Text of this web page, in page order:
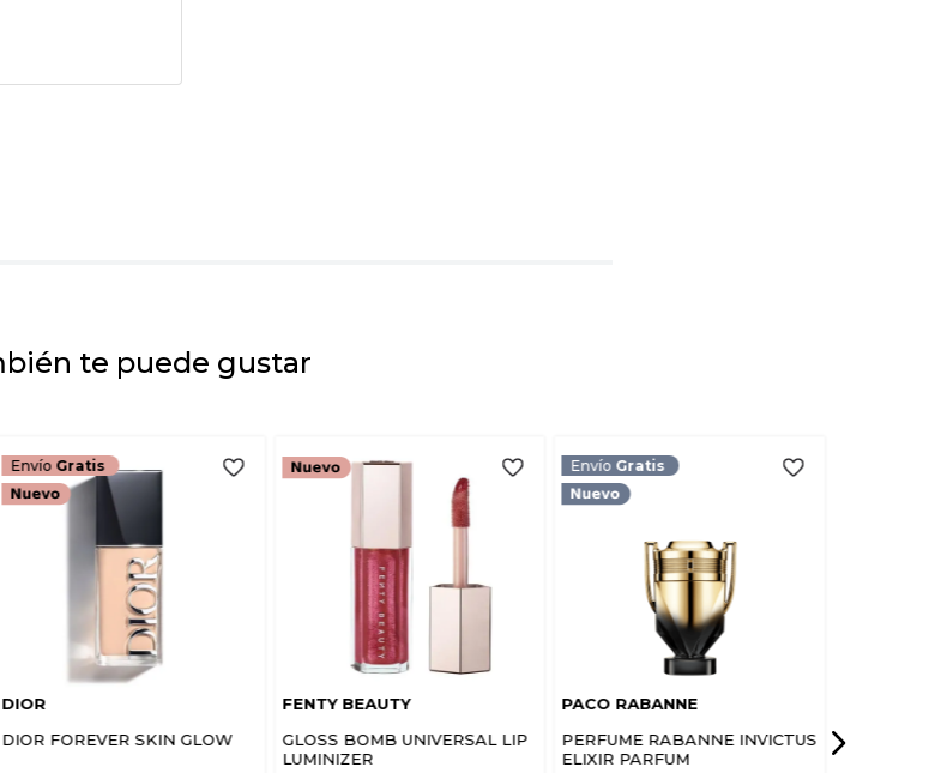
te puede gustar
Envío Gratis
DIOR
DIOR FOREVER SKIN GLOW
FENTY BEAUTY
GLOSS BOMB UNIVERSAL LIP
LUMINIZER
Envío Gratis
PACO RABANNE
PERFUME RABANNE INVICTUS
ELIXIR PARFUM